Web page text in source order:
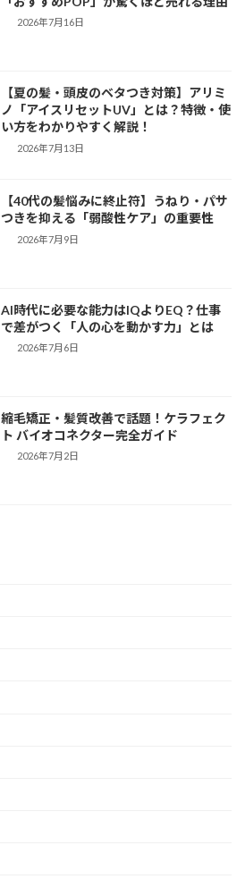
2026年7月16日
【夏の髪・頭皮のベタつき対策】アリミ
ノ「アイスリセットUV」とは？特徴・使
い方をわかりやすく解説！
2026年7月13日
【40代の髪悩みに終止符】うねり・パサ
つきを抑える「弱酸性ケア」の重要性
2026年7月9日
AI時代に必要な能力はIQよりEQ？仕事
で差がつく「人の心を動かす力」とは
2026年7月6日
縮毛矯正・髪質改善で話題！ケラフェク
ト バイオコネクター完全ガイド
2026年7月2日